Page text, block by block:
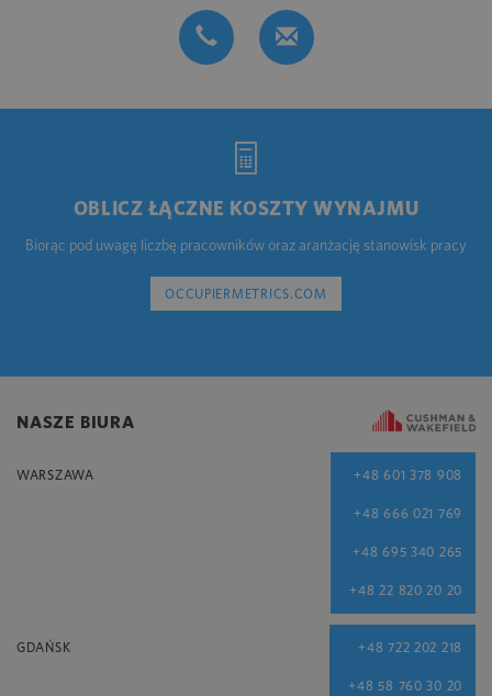
OBLICZ ŁĄCZNE KOSZTY WYNAJMU
Biorąc pod uwagę liczbę pracowników oraz aranżację stanowisk pracy
OCCUPIERMETRICS.COM
NASZE BIURA
WARSZAWA +48 601 378 908
+48 666 021 769
+48 695 340 265
+48 22 820 20 20
GDAŃSK +48 722 202 218
+48 58 760 30 20